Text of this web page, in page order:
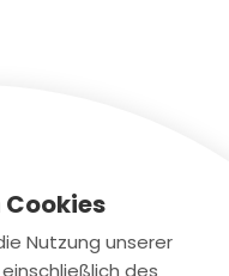
Nutzung unserer
des